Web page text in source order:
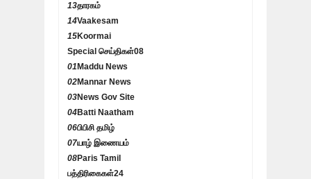
13தாரகம்
14Vaakesam
15Koormai
Special செய்திகள்08
01 Maddu News
02Mannar News
03News Gov Site
04Batti Naatham
06பிபிசி தமிழ்
07யாழ் இணையம்
08Paris Tamil
பத்திரிகைகள்24